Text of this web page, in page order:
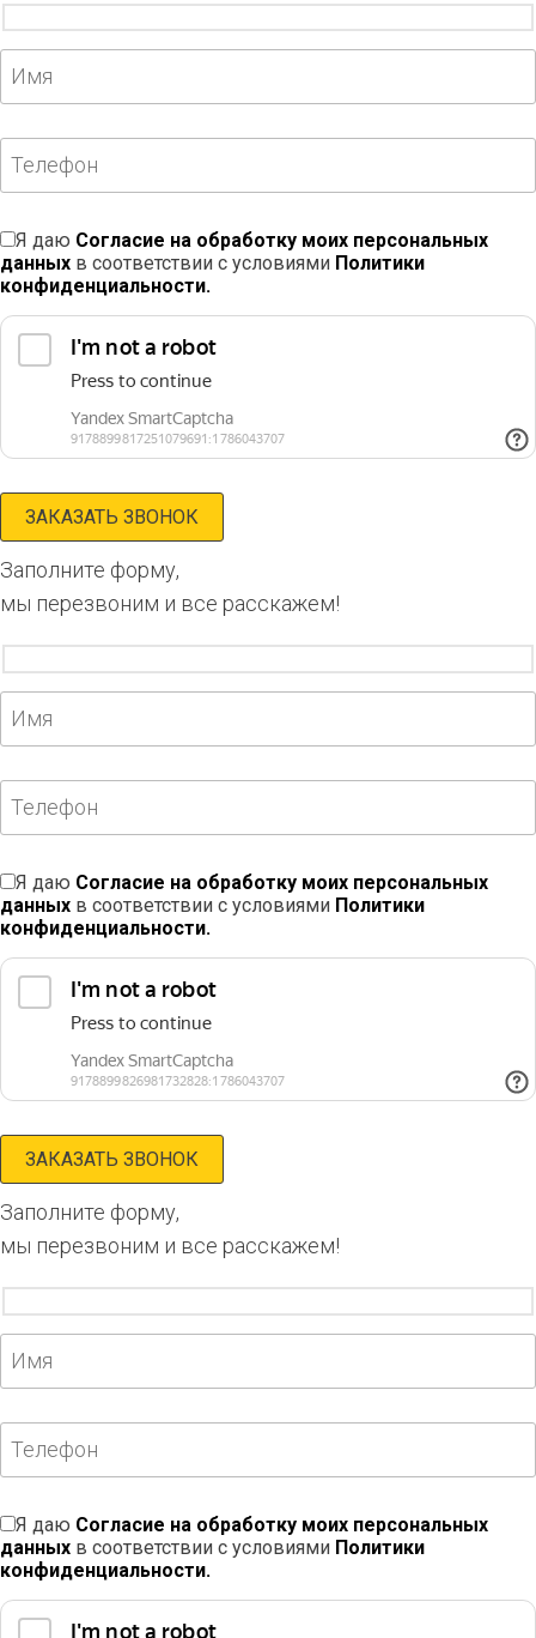
Я даю Согласие на обработку моих персональных
данных в соответствии с условиями Политики
конфиденциальности.
Заполните форму,
мы перезвоним и все расскажем!
Я даю Согласие на обработку моих персональных
данных в соответствии с условиями Политики
конфиденциальности.
Заполните форму,
мы перезвоним и все расскажем!
Я даю Согласие на обработку моих персональных
данных в соответствии с условиями Политики
конфиденциальности.